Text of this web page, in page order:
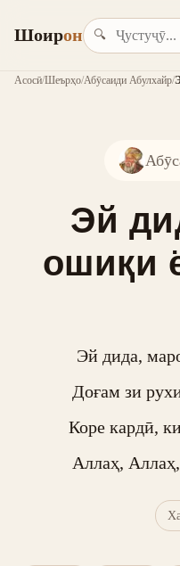
Шоирон 🔍
Асосӣ/Шеърҳо/Абӯсаиди Абулхайр/
Эй
ошиқи
Эй дида,
Доғам зи
Коре кардӣ,
Аллаҳ,